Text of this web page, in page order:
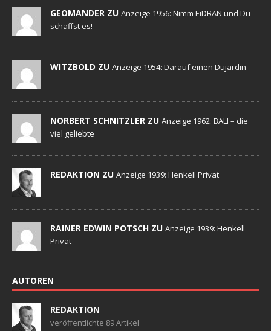
GEOMANDER ZU Anzeige 1956: Nimm EiDRAN und Du
schaffst es!
WITZBOLD ZU Anzeige 1954: Darauf einen Dujardin
NORBERT SCHNITZLER ZU Anzeige 1962: BALI – die
viel geliebte
REDAKTION ZU Anzeige 1939: Henkell Privat
RAINER EDWIN POTSCH ZU Anzeige 1939: Henkell
Privat
AUTOREN
REDAKTION
veröffentlichte 89 Artikel